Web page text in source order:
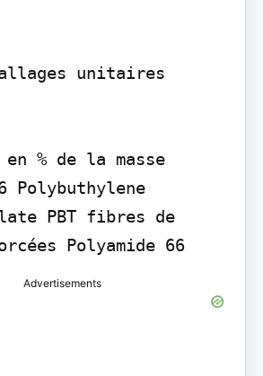
unitaires
% de la masse
Polybuthylene
PBT fibres de
Polyamide 66
Advertisements